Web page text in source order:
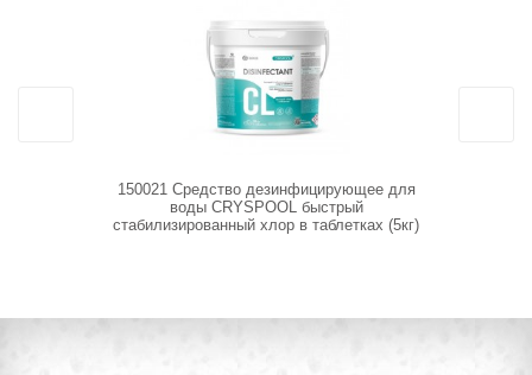
150021 Средство дезинфицирующее для
воды CRYSPOOL быстрый
стабилизированный хлор в таблетках (5кг)